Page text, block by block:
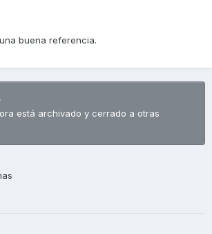
buena referencia.
está archivado y cerrado a otras